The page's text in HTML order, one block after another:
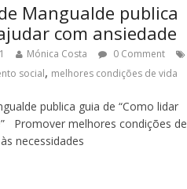
Mangualde publica
com ansiedade
Mónica Costa
0 Comment
social, melhores condições de vida
publica guia de “Como lidar
Promover melhores condições de
necessidades